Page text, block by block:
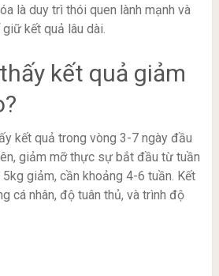
là duy trì thói quen lành mạnh và
kết quả lâu dài.
kết quả giảm
kết quả trong vòng 3-7 ngày đầu
giảm mỡ thực sự bắt đầu từ tuần
giảm, cần khoảng 4-6 tuần. Kết
cá nhân, độ tuân thủ, và trình độ